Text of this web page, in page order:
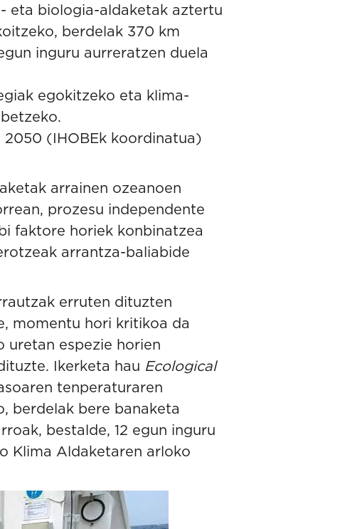
eta biologia-aldaketak aztertu
berdelak 370 km
inguru aurreratzen duela
egokitzeko eta klima-
2050 (IHOBEk koordinatua)
arrainen ozeanoen
prozesu independente
faktore horiek konbinatzea
arrantza-baliabide
erruten dituzten
momentu hori kritikoa da
uretan espezie horien
Ikerketa hau Ecological
tenperaturaren
berdelak bere banaketa
bestalde, 12 egun inguru
Klima Aldaketaren arloko